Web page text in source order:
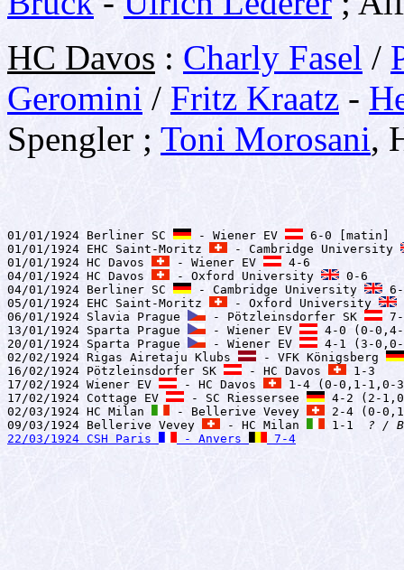
HC Davos : Charly Fasel /
Geromini / Fritz Kraatz -
Spengler ; Toni Morosani,
01/01/1924 Berliner SC - Wiener EV
6-0 [matin]
01/01/1924 EHC Saint-Moritz
- Cambridge University
01/01/1924 HC Davos
- Wiener EV
4-6
04/01/1924 HC Davos
- Oxford University
0-6
04/01/1924 Berliner SC
- Cambridge University
05/01/1924 EHC Saint-Moritz
- Oxford University
06/01/1924 Slavia Prague
- Pötzleinsdorfer SK
13/01/1924 Sparta Prague
- Wiener EV
4-0 (0-
20/01/1924 Sparta Prague
- Wiener EV
4-1 (3-
02/02/1924 Rigas Airetaju Klubs
- VFK Königsberg
16/02/1924 Pötzleinsdorfer SK
- HC Davos
1-3
17/02/1924 Wiener EV
- HC Davos
1-4 (0-0,1-
17/02/1924 Cottage EV
- SC Riessersee
4-2 (2-
02/03/1924 HC Milan
- Bellerive Vevey
2-4 (0-
09/03/1924 Bellerive Vevey
- HC Milan 1-1
? /
22/03/1924 CSH Paris
- Anvers 7-4